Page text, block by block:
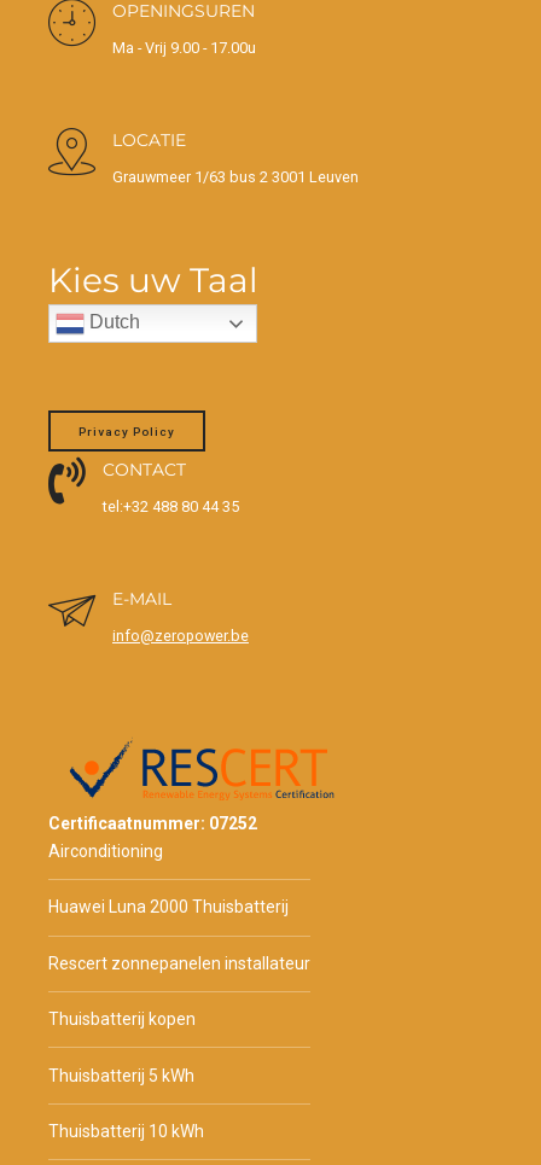
OPENINGSUREN
Ma - Vrij 9.00 - 17.00u
LOCATIE
Grauwmeer 1/63 bus 2 3001 Leuven
Kies uw Taal
Dutch
Privacy Policy
CONTACT
tel:+32 488 80 44 35
E-MAIL
info@zeropower.be
Certificaatnummer: 07252
Airconditioning
Huawei Luna 2000 Thuisbatterij
Rescert zonnepanelen installateur
Thuisbatterij kopen
Thuisbatterij 5 kWh
Thuisbatterij 10 kWh